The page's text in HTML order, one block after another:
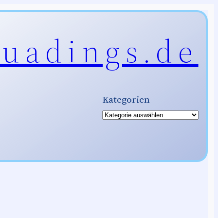
Kategorien